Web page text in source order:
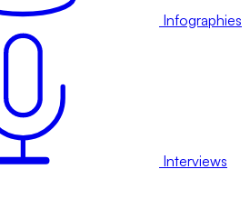
Infographies
Interviews